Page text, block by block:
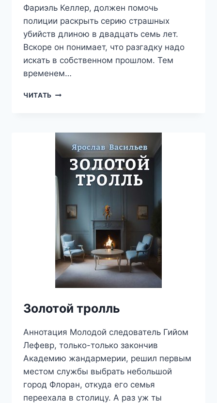
Фариэль Келлер, должен помочь
полиции раскрыть серию страшных
убийств длиною в двадцать семь лет.
Вскоре он понимает, что разгадку надо
искать в собственном прошлом. Тем
временем…
ЧИТАТЬ ТЕБЕ
Золотой тролль
Аннотация Молодой следователь Гийом
Лефевр, только-только закончив
Академию жандармерии, решил первым
местом службы выбрать небольшой
город Флоран, откуда его семья
переехала в столицу. А раз уж ты